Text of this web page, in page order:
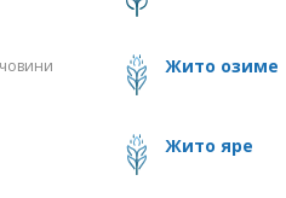
жито озиме
жито яре